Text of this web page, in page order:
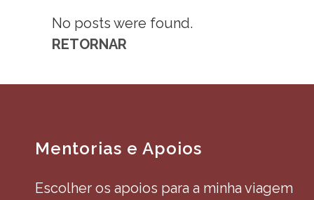
No posts were found.
RETORNAR
Mentorias e Apoios
Escolher os apoios para a minha viagem